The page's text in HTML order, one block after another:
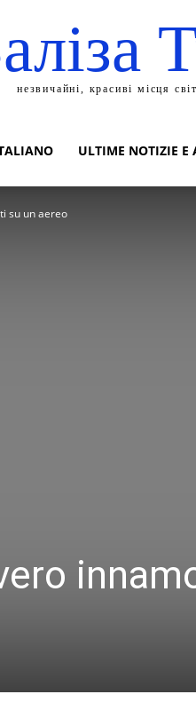
незвичайні, красиві місця
ULTIME NOTIZIE E
su un aereo